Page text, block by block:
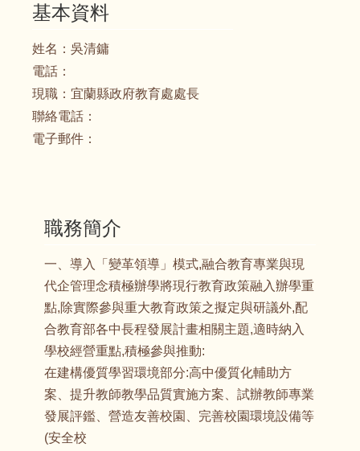
基本資料
姓名： 吳清鏞
電話：
現職： 宜蘭縣政府教育處處長
聯絡電話：
電子郵件：
職務簡介
一、導入「變革領導」模式,融合教育專業與現
代企管理念積極辦學將現行教育政策融入辦學重
點,除實際參與重大教育政策之擬定與研議外,配
合教育部各中長程發展計畫相關主題,適時納入
學校經營重點,積極參與推動:
在建構優質學習環境部分:高中優質化輔助方
案、提升教師教學品質實施方案、試辦教師專業
發展評鑑、營造友善校園、完善校園環境設備等
(安全校